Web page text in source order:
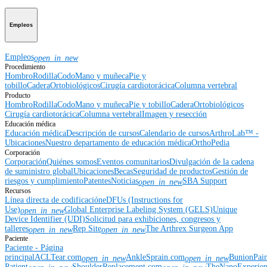
Empleos
Empleosopen_in_new
Procedimiento
HombroRodillaCodoMano y muñecaPie y
tobilloCaderaOrtobiológicosCirugía cardiotorácicaColumna vertebral
Producto
HombroRodillaCodoMano y muñecaPie y tobilloCaderaOrtobiológicos
Cirugía cardiotorácicaColumna vertebralImagen y resección
Educación médica
Educación médicaDescripción de cursosCalendario de cursosArthroLab™ -
UbicacionesNuestro departamento de educación médicaOrthoPedia
Corporación
CorporaciónQuiénes somosEventos comunitariosDivulgación de la cadena
de suministro globalUbicacionesBecasSeguridad de productosGestión de
riesgos y cumplimientoPatentesNoticiasopen_in_newSBA Support
Recursos
Línea directa de codificacióneDFUs (Instructions for
Use)open_in_newGlobal Enterprise Labeling System (GELS)Unique
Device Identifier (UDI)Solicitud para exhibiciones, congresos y
talleresopen_in_newRep Siteopen_in_newThe Arthrex Surgeon App
Paciente
Paciente - Página
principalACLTear.comopen_in_newAnkleSprain.comopen_in_new